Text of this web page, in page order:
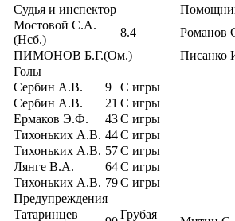
Судья и инспектор
Мостовой С.А.
(Нсб.)
8.4 Романов
ПИМОНОВ Б.Г.(Ом.)
Писанко
Голы
Сербин А.В.
9
С игры
Сербин А.В.
21 С игры
Ермаков Э.Ф.
43С игры
Тихоньких А.В. 44С игры
Тихоньких А.В. 57С игры
Лянге В.А.
64С игры
Тихоньких А.В. 79С игры
Предупреждения
Татаринцев
Грубая